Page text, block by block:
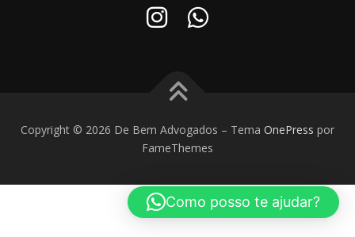
Copyright © 2026 De Bem Advogados – Tema OnePress por
FameThemes
Como posso te ajudar?